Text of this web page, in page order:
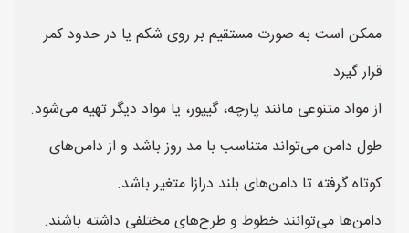
ممکن است به صورت مستقیم بر روی شکم یا در حدود کمر
قرار گیرد.
از مواد متنوعی مانند پارچه، گیپور، یا مواد دیگر تهیه می‌شود.
طول دامن می‌تواند متناسب با مد روز باشد و از دامن‌های
کوتاه گرفته تا دامن‌های بلند درازا متغیر باشد.
دامن‌ها می‌توانند خطوط و طرح‌های مختلفی داشته باشند.